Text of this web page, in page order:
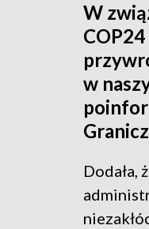
W
w
Dodała,